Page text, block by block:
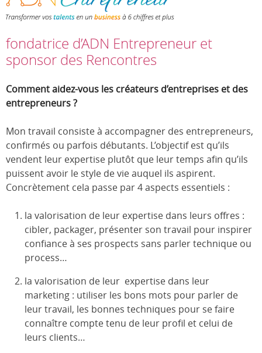
fondatrice d’ADN Entrepreneur et
sponsor des Rencontres
Comment aidez-vous les créateurs d’entreprises et des
entrepreneurs ?
Mon travail consiste à accompagner des entrepreneurs,
confirmés ou parfois débutants. L’objectif est qu’ils
vendent leur expertise plutôt que leur temps afin qu’ils
puissent avoir le style de vie auquel ils aspirent.
Concrètement cela passe par 4 aspects essentiels :
la valorisation de leur expertise dans leurs offres :
cibler, packager, présenter son travail pour inspirer
confiance à ses prospects sans parler technique ou
process…
la valorisation de leur expertise dans leur
marketing : utiliser les bons mots pour parler de
leur travail, les bonnes techniques pour se faire
connaître compte tenu de leur profil et celui de
leurs clients…